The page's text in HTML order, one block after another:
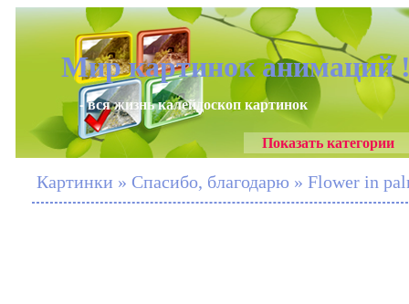
Мир картинок анимаций
- вся жизнь калейдоскоп картинок
Показать категории
Картинки » Спасибо, благодарю » Flower in